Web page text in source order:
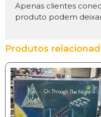
Apenas clientes
produto podem
Produtos